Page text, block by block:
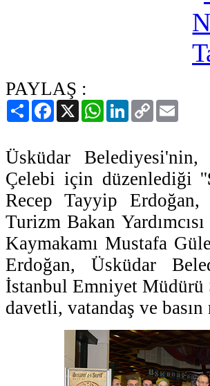
PAYLAŞ :
PaylaşFacebook
X WhatsAppLinkedIn
Copy
Link
Üsküdar Belediyesi'nin,
Çelebi için düzenlediği ''
Recep Tayyip
Turizm Bakan
Kaymakamı Mustafa
Erdoğan, Üsküdar
İstanbul Emniyet
davetli, vatandaş ve basın